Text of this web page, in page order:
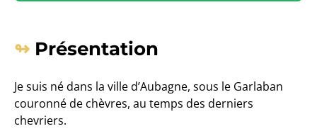
Présentation
Je suis né dans la ville d’Aubagne, sous le Garlaban
couronné de chèvres, au temps des derniers
chevriers.